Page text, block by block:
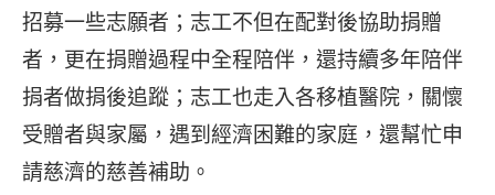
招募一些志願者；志工不但在配對後協助捐贈
者，更在捐贈過程中全程陪伴，還持續多年陪伴
捐者做捐後追蹤；志工也走入各移植醫院，關懷
受贈者與家屬，遇到經濟困難的家庭，還幫忙申
請慈濟的慈善補助。